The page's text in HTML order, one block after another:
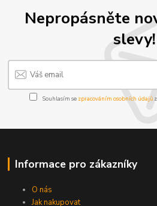
Nepropásněte
slevy!
Souhlasím se zpracováním osobních údajů
Informace pro zákazníky
O nás
Jak nakupovat